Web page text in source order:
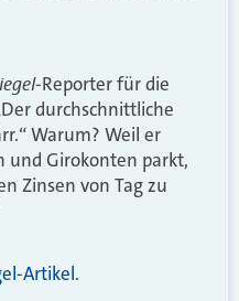
-Reporter für die
durchschnittliche
Warum? Weil er
und Girokonten parkt,
Zinsen von Tag zu
Artikel.